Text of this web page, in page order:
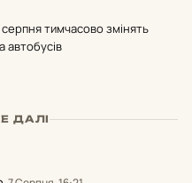
тимчасово змінять
автобусів
ДАЛІ